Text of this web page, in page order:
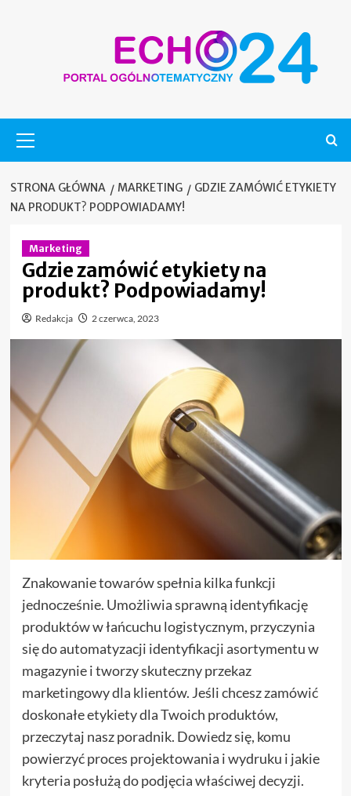
główne
STRONA GŁÓWNA MARKETING
GDZIE ZAMÓWIĆ ETYKIETY
NA PRODUKT? PODPOWIADAMY!
Marketing
Gdzie zamówić etykiety na
produkt? Podpowiadamy!
Redakcja 2 czerwca, 2023
Znakowanie towarów spełnia kilka funkcji
jednocześnie. Umożliwia sprawną identyfikację
produktów w łańcuchu logistycznym, przyczynia
się do automatyzacji identyfikacji asortymentu w
magazynie i tworzy skuteczny przekaz
marketingowy dla klientów. Jeśli chcesz zamówić
doskonałe etykiety dla Twoich produktów,
przeczytaj nasz poradnik. Dowiedz się, komu
powierzyć proces projektowania i wydruku i jakie
kryteria posłużą do podjęcia właściwej decyzji.